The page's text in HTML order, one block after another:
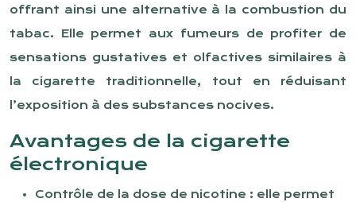
offrant ainsi une alternative à la combustion du
tabac. Elle permet aux fumeurs de profiter de
sensations gustatives et olfactives similaires à
la cigarette traditionnelle, tout en réduisant
l’exposition à des substances nocives.
Avantages de la cigarette
électronique
Contrôle de la dose de nicotine : elle permet